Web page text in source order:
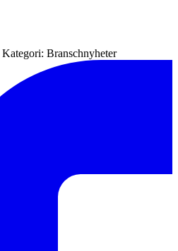
Kategori: Branschnyheter